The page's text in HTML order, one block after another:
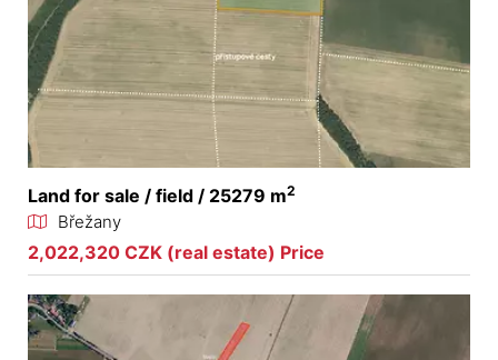
Land for sale / field / 25279 m2
Břežany
2,022,320 CZK (real estate) Price